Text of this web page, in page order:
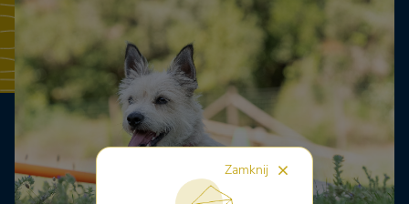
Zamknij